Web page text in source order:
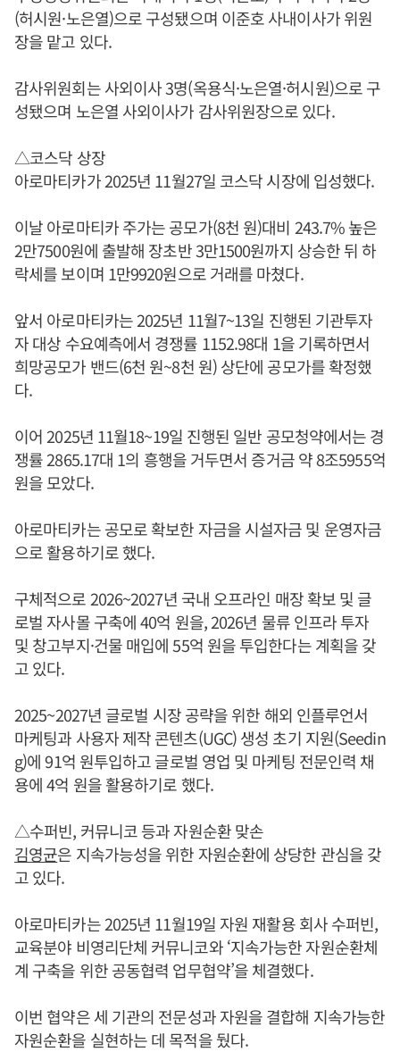
(허시원·노은열)으로 구성됐으며 이준호 사내이사가 위원
장을 맡고 있다.
감사위원회는 사외이사 3명(옥용식·노은열·허시원)으로 구
성됐으며 노은열 사외이사가 감사위원장으로 있다.
△코스닥 상장
아로마티카가 2025년 11월27일 코스닥 시장에 입성했다.
이날 아로마티카 주가는 공모가(8천 원)대비 243.7% 높은
2만7500원에 출발해 장초반 3만1500원까지 상승한 뒤 하
락세를 보이며 1만9920원으로 거래를 마쳤다.
앞서 아로마티카는 2025년 11월7~13일 진행된 기관투자
자 대상 수요예측에서 경쟁률 1152.98대 1을 기록하면서
희망공모가 밴드(6천 원~8천 원) 상단에 공모가를 확정했
다.
이어 2025년 11월18~19일 진행된 일반 공모청약에서는 경
쟁률 2865.17대 1의 흥행을 거두면서 증거금 약 8조5955억
원을 모았다.
아로마티카는 공모로 확보한 자금을 시설자금 및 운영자금
으로 활용하기로 했다.
구체적으로 2026~2027년 국내 오프라인 매장 확보 및 글
로벌 자사몰 구축에 40억 원을, 2026년 물류 인프라 투자
및 창고부지·건물 매입에 55억 원을 투입한다는 계획을 갖
고 있다.
2025~2027년 글로벌 시장 공략을 위한 해외 인플루언서
마케팅과 사용자 제작 콘텐츠(UGC) 생성 초기 지원(Seedin
g)에 91억 원투입하고 글로벌 영업 및 마케팅 전문인력 채
용에 4억 원을 활용하기로 했다.
△수퍼빈, 커뮤니코 등과 자원순환 맞손
김영균은 지속가능성을 위한 자원순환에 상당한 관심을 갖
고 있다.
아로마티카는 2025년 11월19일 자원 재활용 회사 수퍼빈,
교육분야 비영리단체 커뮤니코와 ‘지속가능한 자원순환체
계 구축을 위한 공동협력 업무협약’을 체결했다.
이번 협약은 세 기관의 전문성과 자원을 결합해 지속가능한
자원순환을 실현하는 데 목적을 뒀다.